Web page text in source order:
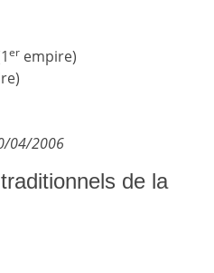
er empire)
04/2006
de la